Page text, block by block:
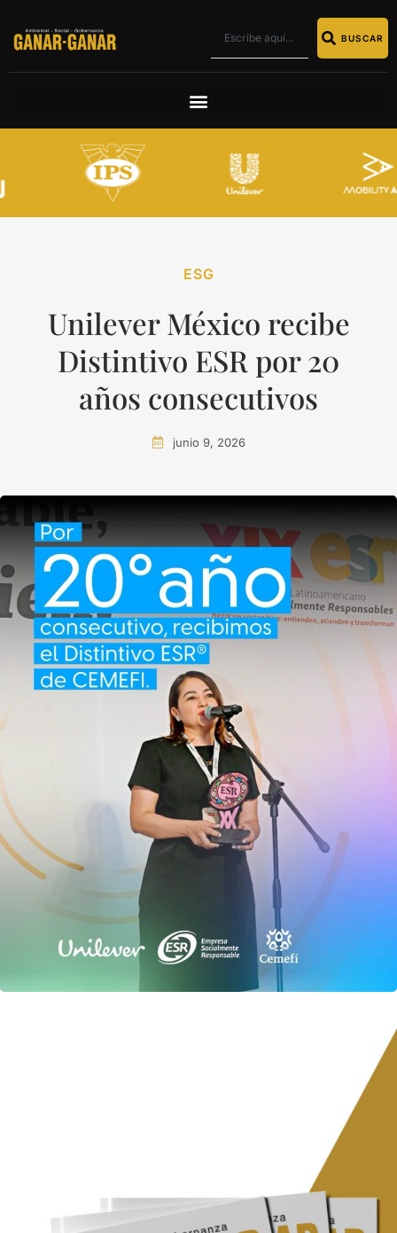
BUSCAR
ESG
Unilever México recibe
Distintivo ESR por 20
años consecutivos
junio 9, 2026